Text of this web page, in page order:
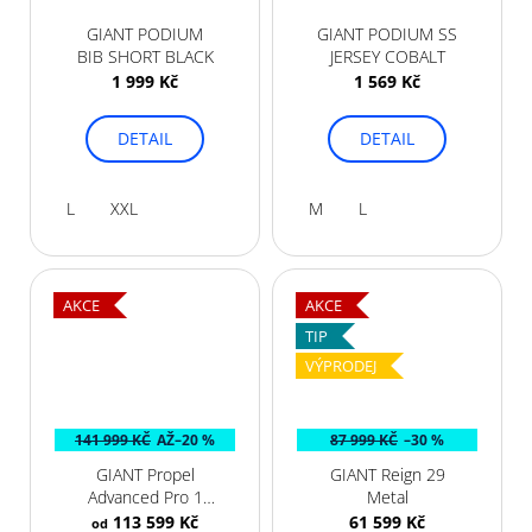
GIANT PODIUM
BIB SHORT BLACK
1 999 Kč
DETAIL
L XXL
GIANT PODIUM SS
JERSEY COBALT
1 569 Kč
DETAIL
M L
AKCE
141 999 KČ AŽ–20 %
GIANT Propel
Advanced Pro 1
Phoenix Fire
od 113 599 Kč
AKCE
TIP
VÝPRODEJ
87 999 KČ –30 %
GIANT Reign 29
Metal
61 599 Kč